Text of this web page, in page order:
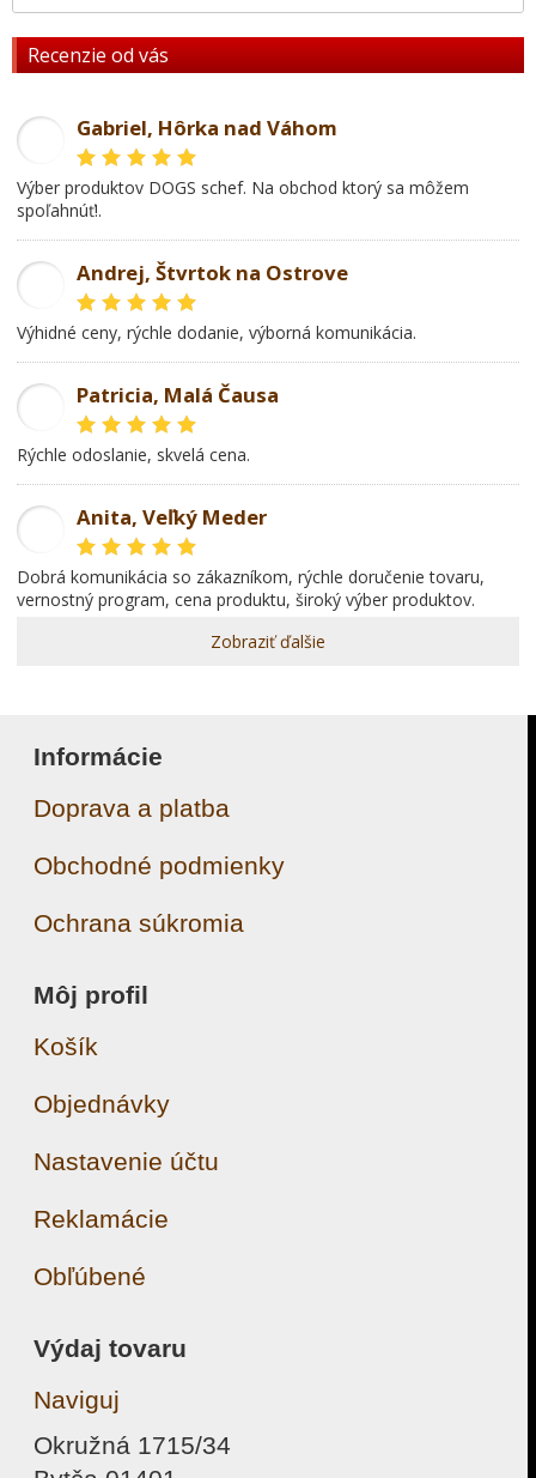
Recenzie od vás
Gabriel, Hôrka nad Váhom
Výber produktov DOGS schef. Na obchod ktorý sa môžem
spoľahnúť!.
Andrej, Štvrtok na Ostrove
Výhidné ceny, rýchle dodanie, výborná komunikácia.
Patricia, Malá Čausa
rýchle odoslanie, skvelá cena.
Anita, Veľký Meder
dobrá komunikácia so zákazníkom, rýchle doručenie tovaru,
vernostný program, cena produktu, široký výber produktov.
Zobraziť ďalšie
Informácie
Doprava a platba
Obchodné podmienky
Ochrana súkromia
Môj profil
Košík
Objednávky
Nastavenie účtu
Reklamácie
Obľúbené
Výdaj tovaru
Naviguj
Okružná 1715/34